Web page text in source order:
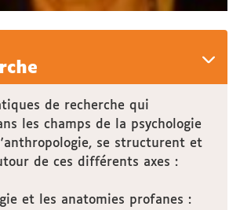
de recherche qui
les champs de la psychologie
se structurent et
de ces différents axes :
et les anatomies profanes :